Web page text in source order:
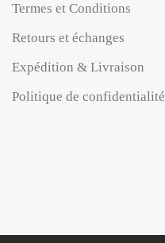
Termes et Conditions
Retours et échanges
Expédition & Livraison
Politique de confidentialité